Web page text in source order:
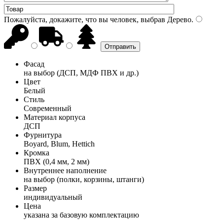
Пожалуйста, докажите, что вы человек, выбрав Дерево.
Фасад
на выбор (ДСП, МДФ ПВХ и др.)
Цвет
Белый
Стиль
Современный
Материал корпуса
ДСП
Фурнитура
Boyard, Blum, Hettich
Кромка
ПВХ (0,4 мм, 2 мм)
Внутреннее наполнение
на выбор (полки, корзины, штанги)
Размер
индивидуальный
Цена
указана за базовую комплектацию